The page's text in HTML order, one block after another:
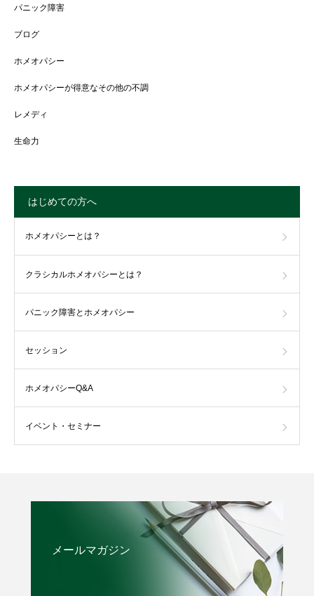
パニック障害
ブログ
ホメオパシー
ホメオパシーが得意なその他の不調
レメディ
生命力
はじめての方へ
ホメオパシーとは？
クラシカルホメオパシーとは？
パニック障害とホメオパシー
セッション
ホメオパシーQ&A
イベント・セミナー
メールマガジン